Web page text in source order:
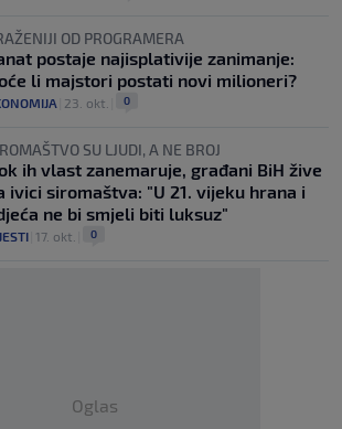
OD PROGRAMERA
postaje najisplativije zanimanje:
li majstori postati novi milioneri?
23. okt. 0
SU LJUDI, A NE BROJ
ih vlast zanemaruje, građani BiH žive
ivici siromaštva: "U 21. vijeku hrana i
ne bi smjeli biti luksuz"
17. okt. 0
Oglas